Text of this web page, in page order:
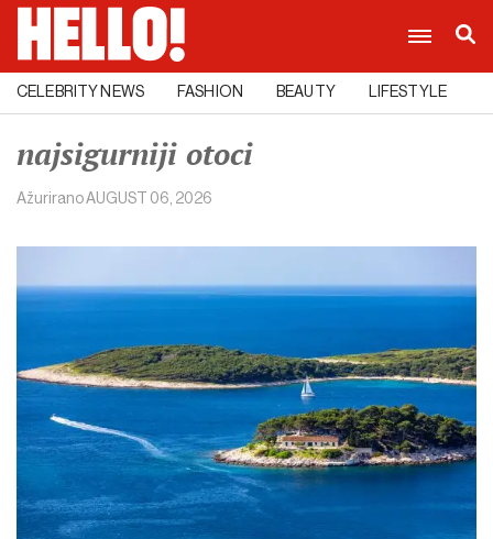
CELEBRITY NEWS FASHION BEAUTY LIFESTYLE
najsigurniji otoci
AžuriranoAUGUST 06, 2026